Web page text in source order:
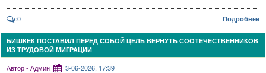
:0 Подробнее
БИШКЕК ПОСТАВИЛ ПЕРЕД СОБОЙ ЦЕЛЬ ВЕРНУТЬ СООТЕЧЕСТВЕННИКОВ
ИЗ ТРУДОВОЙ МИГРАЦИИ
Автор - Админ 3-06-2026, 17:39